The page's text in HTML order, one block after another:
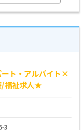
ト・アルバイト×
/福祉求人★
3